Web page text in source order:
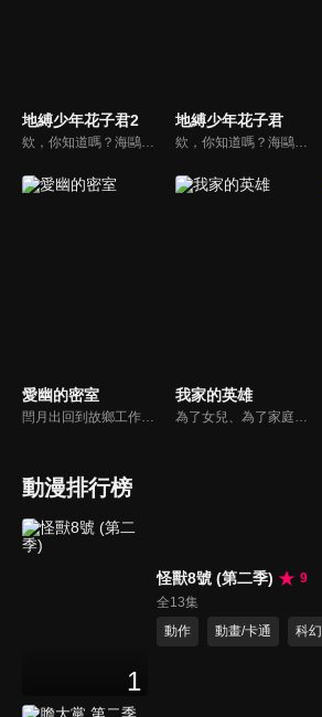
地縛少年花子君2
欸，你知道嗎？海鷗學園的七大不可思議中的第七則故事。舊校舍三樓的女生廁所。花子就在那裡，祂會實現用一個代價將自己召喚出來的人的願望。召喚方式是敲三下門。然後──「花子、花子，您在嗎？」八尋寧寧是與人稱七大不可思議的第七則「廁所裡的花子」的「花子同學」結緣的少女。以及驅魔少年源光。他們兩人每天都與花子同學一同奔走，將被改變的七大不可思議與怪異們恢復原狀。某天，花子同學說了。七大不可思議中有叛徒。寧寧等人為了揪出叛徒，逐一破壞七大不可思議的附體之物。他們已破壞第二則「岬之階梯」與第五則「16時的書庫」，剩下的七大不可思議包括「廁所裡的花子」在內，還有五則……另一方面，花子同學的弟弟司，與七峰櫻、日向夏彥，還有變成新的七大不可思議的第三則「鏡子地獄」的三葉，一同逼近寧寧他們還沒見過的七大不可思議──
地縛少年花子君
欸，你知道嗎？海鷗學園的七大不可思議中的第七則故事。舊校舍三樓的女生廁所。花子就在那裡，祂會實現用一個代價將自己召喚出來的人的願望。召喚方式是敲三下門。然後──「花子、花子，您在嗎？」八尋寧寧是與人稱七大不可思議的第七則「廁所裡的花子」的「花子同學」結緣的少女。以及驅魔少年源光。他們兩人每天都與花子同學一同奔走，將被改變的七大不可思議與怪異們恢復原狀。某天，花子同學說了。七大不可思議中有叛徒。寧寧等人為了揪出叛徒，逐一破壞七大不可思議的附體之物。他們已破壞第二則「岬之階梯」與第五則「16時的書庫」，剩下的七大不可思議包括「廁所裡的花子」在內，還有五則……另一方面，花子同學的弟弟司，與七峰櫻、日向夏彥，還有變成新的七大不可思議的第三則「鏡子地獄」的三葉，一同逼近寧寧他們還沒見過的七大不可思議──
愛幽的密室 我家的英雄
動漫排行榜
1
怪獸8號 (第二季)
9
全13集
動作
動畫/卡通 科幻